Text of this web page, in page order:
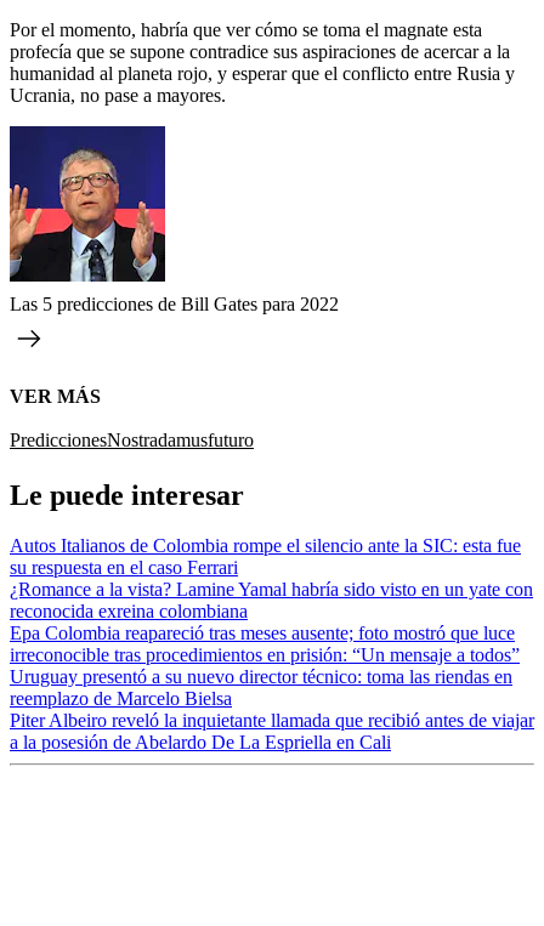
Por el momento, habría que ver cómo se toma el magnate esta
profecía que se supone contradice sus aspiraciones de acercar a la
humanidad al planeta rojo, y esperar que el conflicto entre Rusia y
Ucrania, no pase a mayores.
Las 5 predicciones de Bill Gates para 2022
VER MÁS
PrediccionesNostradamusfuturo
Le puede interesar
Autos Italianos de Colombia rompe el silencio ante la SIC: esta fue
su respuesta en el caso Ferrari
¿Romance a la vista? Lamine Yamal habría sido visto en un yate con
reconocida exreina colombiana
Epa Colombia reapareció tras meses ausente; foto mostró que luce
irreconocible tras procedimientos en prisión: “Un mensaje a todos”
Uruguay presentó a su nuevo director técnico: toma las riendas en
reemplazo de Marcelo Bielsa
Piter Albeiro reveló la inquietante llamada que recibió antes de viajar
a la posesión de Abelardo De La Espriella en Cali